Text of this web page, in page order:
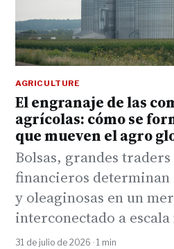
AGRICULTURE
El engranaje de las
agrícolas: cómo se
que mueven el agro
Bolsas, grandes
financieros determinan
y oleaginosas en un
interconectado a
31 de julio de 2026 · 1 min